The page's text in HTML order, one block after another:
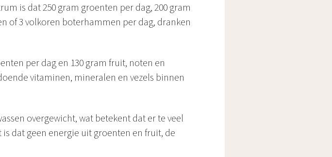
is dat 250 gram groenten per dag, 200 gram
of 3 volkoren boterhammen per dag, dranken
per dag en 130 gram fruit, noten en
vitaminen, mineralen en vezels binnen
overgewicht, wat betekent dat er te veel
dat geen energie uit groenten en fruit, de